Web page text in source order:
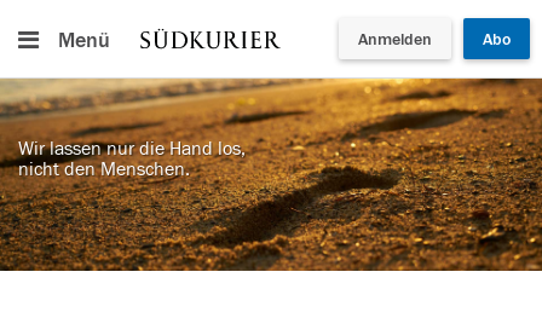
Menü Anmelden Abo
Wir lassen nur die Hand los,
nicht den Menschen.